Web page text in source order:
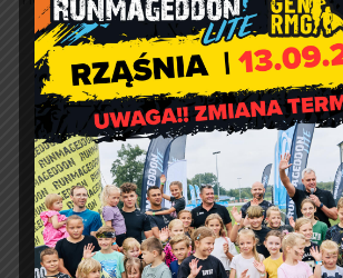
Relacja z gminnych
obchodów
Święta